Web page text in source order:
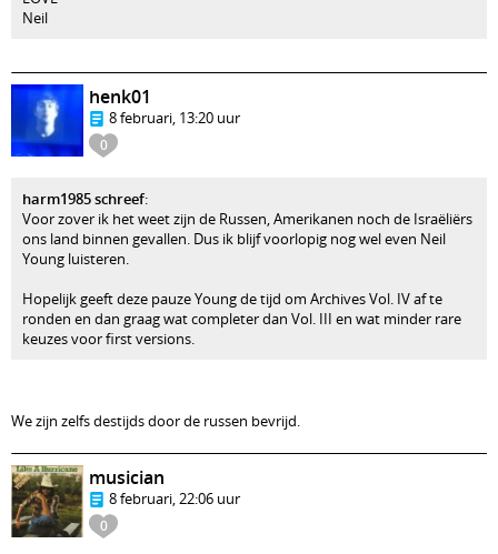
Neil
0
henk01
8 februari, 13:20 uur
harm1985 schreef:
Voor zover ik het weet zijn de Russen, Amerikanen noch de Israëliërs
ons land binnen gevallen. Dus ik blijf voorlopig nog wel even Neil
Young luisteren.
Hopelijk geeft deze pauze Young de tijd om Archives Vol. IV af te
ronden en dan graag wat completer dan Vol. III en wat minder rare
keuzes voor first versions.
We zijn zelfs destijds door de russen bevrijd.
0
musician
8 februari, 22:06 uur